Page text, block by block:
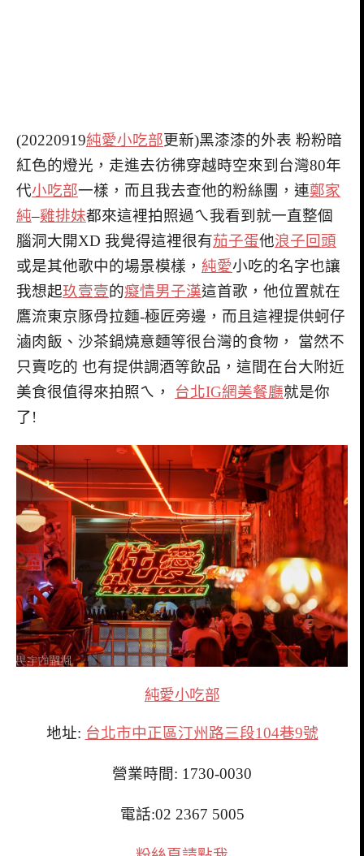
(20220919純愛小吃部更新)黑漆漆的外表 粉粉暗
紅色的燈光，走進去彷彿穿越時空來到台灣80年
代小吃部一樣，而且我去查他的粉絲團，連鄭家
純–雞排妹都來這裡拍照過ㄟ我看到就一直整個
腦洞大開XD 我覺得這裡很有茄子蛋他浪子回頭
或是其他歌中的場景模樣， 純愛小吃的名字也讓
我想起玖壹壹的癡情男子漢這首歌，他位置就在
鷹流東京豚骨拉麵-極匠旁邊，而且這裡提供蚵仔
滷肉飯、沙茶鍋燒意麵等很台灣的食物， 當然不
只賣吃的 也有提供調酒等飲品，這間在台大附近
美食很值得來拍照ㄟ， 台北IG網美餐廳就是你
了!
純愛小吃部
地址: 台北市中正區汀州路三段104巷9號
營業時間: 1730-0030
電話:02 2367 5005